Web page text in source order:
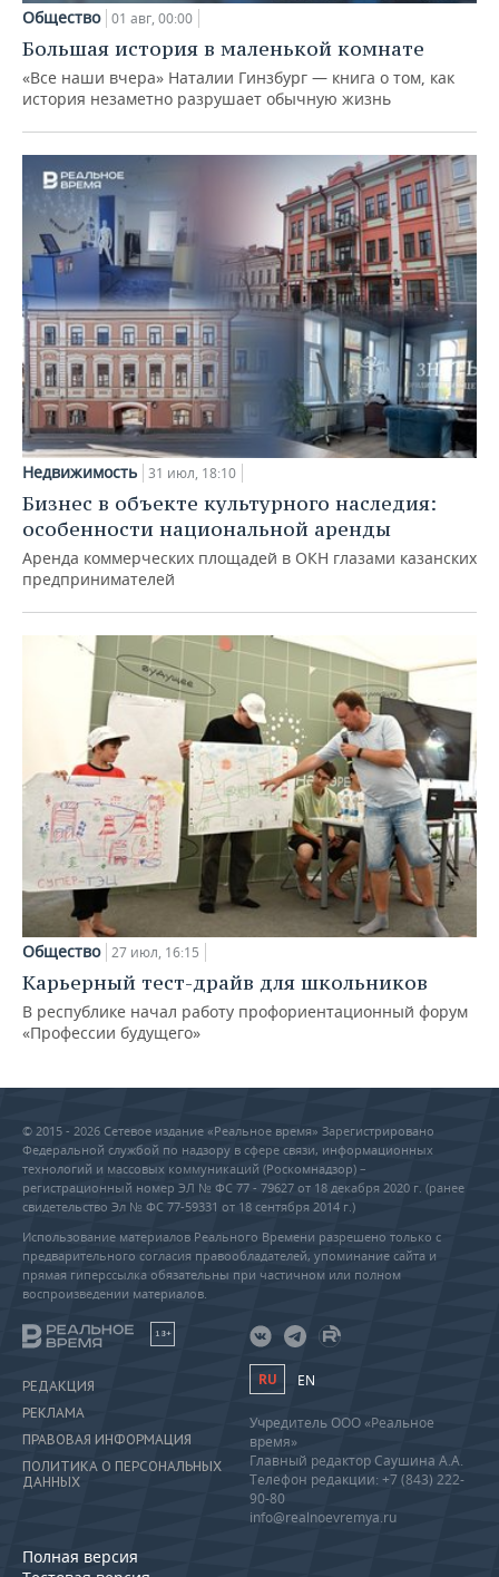
Общество 01 авг, 00:00
Большая история в маленькой комнате
«Все наши вчера» Наталии Гинзбург — книга о том, как
история незаметно разрушает обычную жизнь
Недвижимость 31 июл, 18:10
Бизнес в объекте культурного наследия:
особенности национальной аренды
Аренда коммерческих площадей в ОКН глазами казанских
предпринимателей
Общество 27 июл, 16:15
Карьерный тест-драйв для школьников
В республике начал работу профориентационный форум
«Профессии будущего»
© 2015 - 2026 Сетевое издание «Реальное время» Зарегистрировано
Федеральной службой по надзору в сфере связи, информационных
технологий и массовых коммуникаций (Роскомнадзор) –
регистрационный номер ЭЛ № ФС 77 - 79627 от 18 декабря 2020 г. (ранее
свидетельство Эл № ФС 77-59331 от 18 сентября 2014 г.)
Использование материалов Реального Времени разрешено только с
предварительного согласия правообладателей, упоминание сайта и
прямая гиперссылка обязательны при частичном или полном
воспроизведении материалов.
18+
РЕДАКЦИЯ
РЕКЛАМА
ПРАВОВАЯ ИНФОРМАЦИЯ
ПОЛИТИКА О ПЕРСОНАЛЬНЫХ
ДАННЫХ
Полная версия
RU EN
Учредитель ООО «Реальное
время»
Главный редактор Саушина А.А.
Телефон редакции: +7 (843) 222-
90-80
info@realnoevremya.ru